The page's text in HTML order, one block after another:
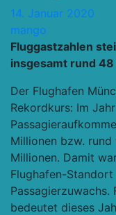
14. Januar 2020
mango
Fluggastzahlen
insgesamt rund
Der Flughafen
Rekordkurs: Im
Millionen bzw.
Millionen. Damit
Flughafen-
Passagierzuwachs.
bedeutet dieses